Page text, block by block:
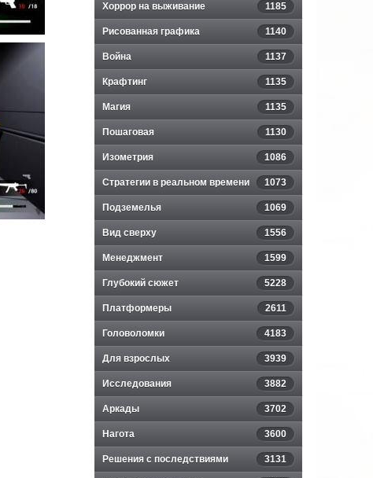
Хоррор на выживание 1185
Рисованная графика 1140
Война 1137
Крафтинг 1135
Магия 1135
Пошаговая 1130
Изометрия 1086
Стратегии в реальном времени 1073
Подземелья 1069
Вид сверху 1556
Менеджмент 1599
Глубокий сюжет 5228
Платформеры 2611
Головоломки 4183
Для взрослых 3939
Исследования 3882
Аркады 3702
Нагота 3600
Решения с последствиями 3131